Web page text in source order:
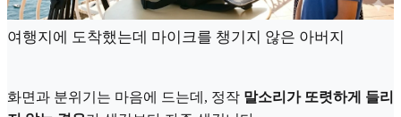
여행지에 도착했는데 마이크를 챙기지 않은 아버지
화면과 분위기는 마음에 드는데, 정작 말소리가 또렷하게 들리